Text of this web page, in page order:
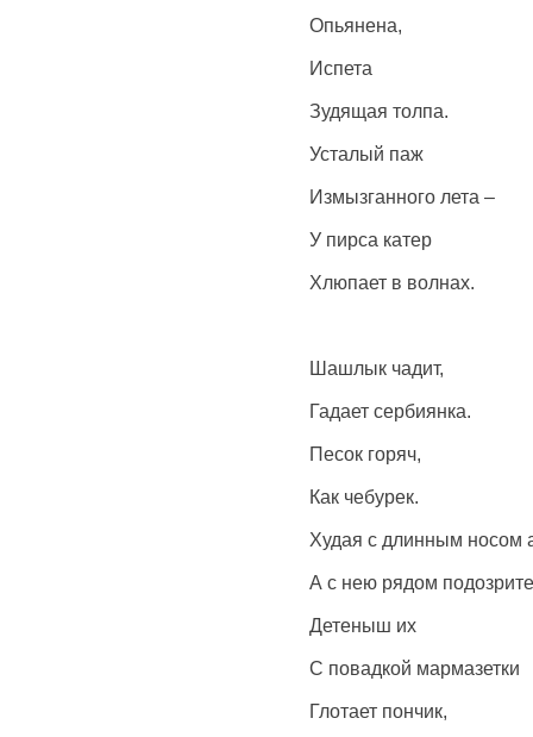
Опьянена,
Испета
Зудящая толпа.
Усталый паж
Измызганного лета –
У пирса катер
Хлюпает в волнах.
Шашлык чадит,
Гадает сербиянка.
Песок горяч,
Как чебурек.
Худая с длинным носом
А с нею рядом
Детеныш их
С повадкой мармазетки
Глотает пончик,